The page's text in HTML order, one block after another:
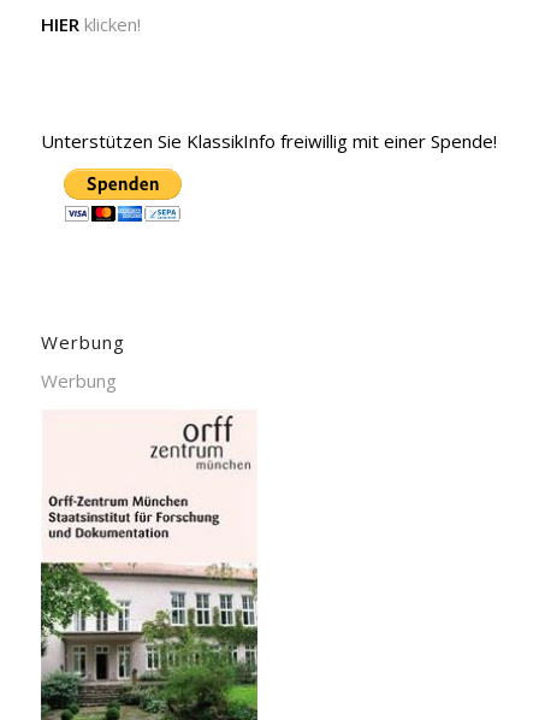
HIER klicken!
Unterstützen Sie KlassikInfo freiwillig mit einer Spende!
Werbung
Werbung